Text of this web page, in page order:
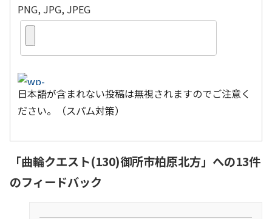
PNG, JPG, JPEG
日本語が含まれない投稿は無視されますのでご注意く
ださい。（スパム対策）
「曲輪クエスト(130)御所市柏原北方」への13件
のフィードバック